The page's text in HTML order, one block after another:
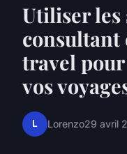
Utiliser les
consultant
travel
vos
L Lorenzo29 avril